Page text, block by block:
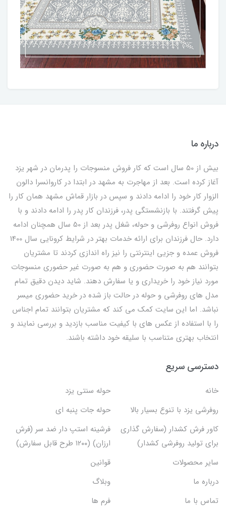
درباره ما
بیش از 50 سال است که کار فروش منسوجات را پدرمان در شهر یزد
آغاز کرده است. بعد از مهاجرت به مشهد در ابتدا در کاروانسرا دالون
الزوار کار خود را ادامه دادند و سپس در بازار قماش مشهد همان کار را
پیش گرفتند. با بازنشستگی پدر، فرزندان کار پدر را ادامه دادند و با
فروش انواع روفرشی و حوله، شغل پدر بعد از 50 سال همچنان ادامه
دارد. حال فرزندان برای ارائه خدمات بهتر در شرایط کرونایی سال 1400
فروش عمده و جزیی اینترنتی را نیز راه اندازی کردند تا مشتریان
بتوانند هم به صورت حضوری و هم به صورت غیر حضوری منسوجات
مورد نیاز خود را خریداری و یا سفارش دهند. شاید دیدن دقیق تمام
مدل های روفرشی و حوله در حالت باز شده در خرید حضوری میسر
نباشد. اما این سایت کمک می کند که مشتریان بتوانند تمام اجناس
را با استفاده از عکس های با کیفیت مناسب بازدید و بررسی نمایند و
انتخاب بهتری متناسب با سلیقه خود داشته باشند.
دسترسی سریع
خانه
حوله سنتی یزد
روفرشی یزد با تنوع بسیار بالا
حوله جات پنبه ای
کاور فرش کشدار (سفارش گذاری
برای تولید روفرشی کشدار)
فرشینه استپ دار ضد سر (فرش
ارزان) (۱۲۰۰ طرح قابل سفارش)
سایر محصولات
قوانین
درباره ما
وبلاگ
تماس با ما
فرم ها